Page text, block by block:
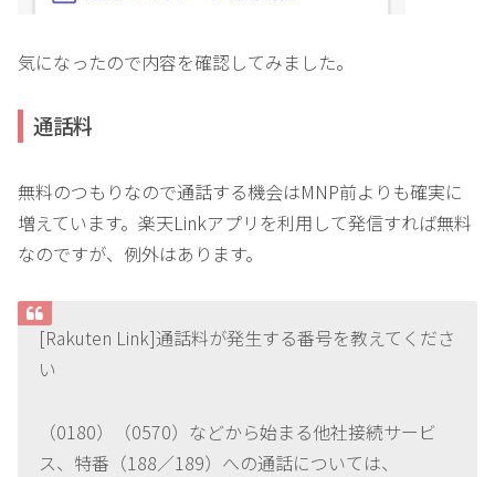
気になったので内容を確認してみました。
通話料
無料のつもりなので通話する機会はMNP前よりも確実に
増えています。楽天Linkアプリを利用して発信すれば無料
なのですが、例外はあります。
[Rakuten Link]通話料が発生する番号を教えてくださ
い
（0180）（0570）などから始まる他社接続サービ
ス、特番（188／189）への通話については、